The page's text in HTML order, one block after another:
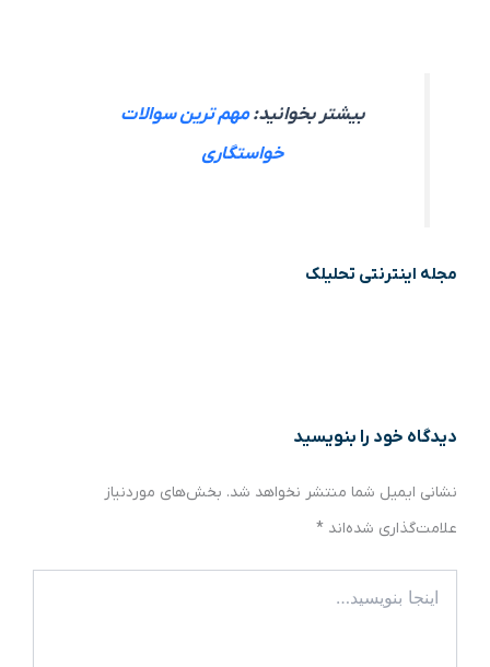
بیشتر بخوانید:مهم ترین سوالات
خواستگاری
مجله اینترنتی تحلیلک
دیدگاه‌ خود را بنویسید
نشانی ایمیل شما منتشر نخواهد شد. بخش‌های موردنیاز
علامت‌گذاری شده‌اند *
بنویسید…